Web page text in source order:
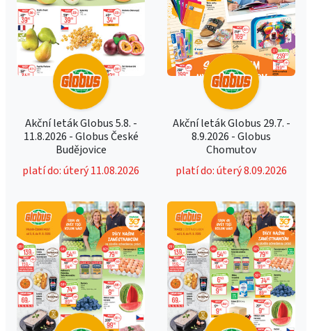
Akční leták Globus 5.8. -
11.8.2026 - Globus České
Budějovice
platí do: úterý 11.08.2026
Akční leták Globus 29.7. -
8.9.2026 - Globus
Chomutov
platí do: úterý 8.09.2026